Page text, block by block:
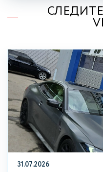
31.07.2026